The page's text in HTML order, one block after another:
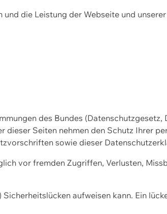
die Leistung der Webseite und
des Bundes (Datenschutzgesetz,
Seiten nehmen den Schutz Ihrer
sowie dieser
vor fremden Zugriffen, Verlusten,
aufweisen kann. Ein